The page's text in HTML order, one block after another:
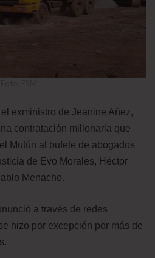
exministro de Jeanine Añez,
contratación millonaria que
Mutún al bufete de abogados
de Evo Morales, Héctor
Menacho.
a través de redes
hizo por excepción por más de